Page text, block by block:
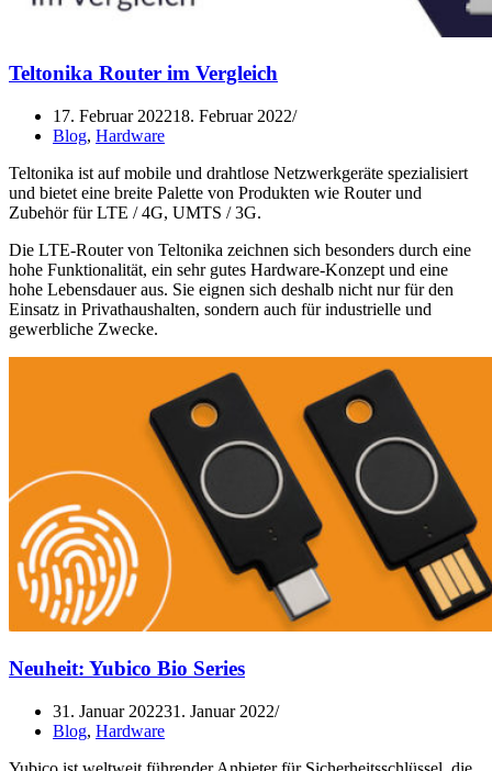
Teltonika Router im Vergleich
17. Februar 202218. Februar 2022
Blog, Hardware
Teltonika ist auf mobile und drahtlose Netzwerkgeräte spezialisiert
und bietet eine breite Palette von Produkten wie Router und
Zubehör für LTE / 4G, UMTS / 3G.
Die LTE-Router von Teltonika zeichnen sich besonders durch eine
hohe Funktionalität, ein sehr gutes Hardware-Konzept und eine
hohe Lebensdauer aus. Sie eignen sich deshalb nicht nur für den
Einsatz in Privathaushalten, sondern auch für industrielle und
gewerbliche Zwecke.
Neuheit: Yubico Bio Series
31. Januar 202231. Januar 2022
Blog, Hardware